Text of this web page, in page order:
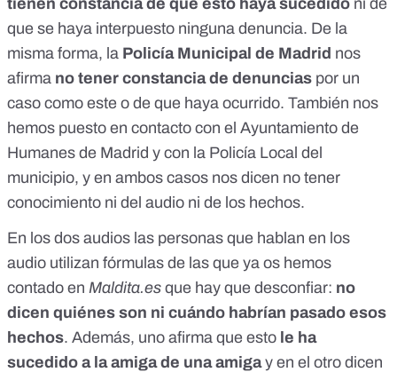
tienen constancia de que esto haya sucedido ni de
que se haya interpuesto ninguna denuncia. De la
misma forma, la Policía Municipal de Madrid nos
afirma no tener constancia de denuncias por un
caso como este o de que haya ocurrido. También nos
hemos puesto en contacto con el Ayuntamiento de
Humanes de Madrid y con la Policía Local del
municipio, y en ambos casos nos dicen no tener
conocimiento ni del audio ni de los hechos.
En los dos audios las personas que hablan en los
audio utilizan fórmulas de las que ya os hemos
contado en Maldita.es que hay que desconfiar: no
dicen quiénes son ni cuándo habrían pasado esos
hechos. Además, uno afirma que esto le ha
sucedido a la amiga de una amigay en el otro dicen